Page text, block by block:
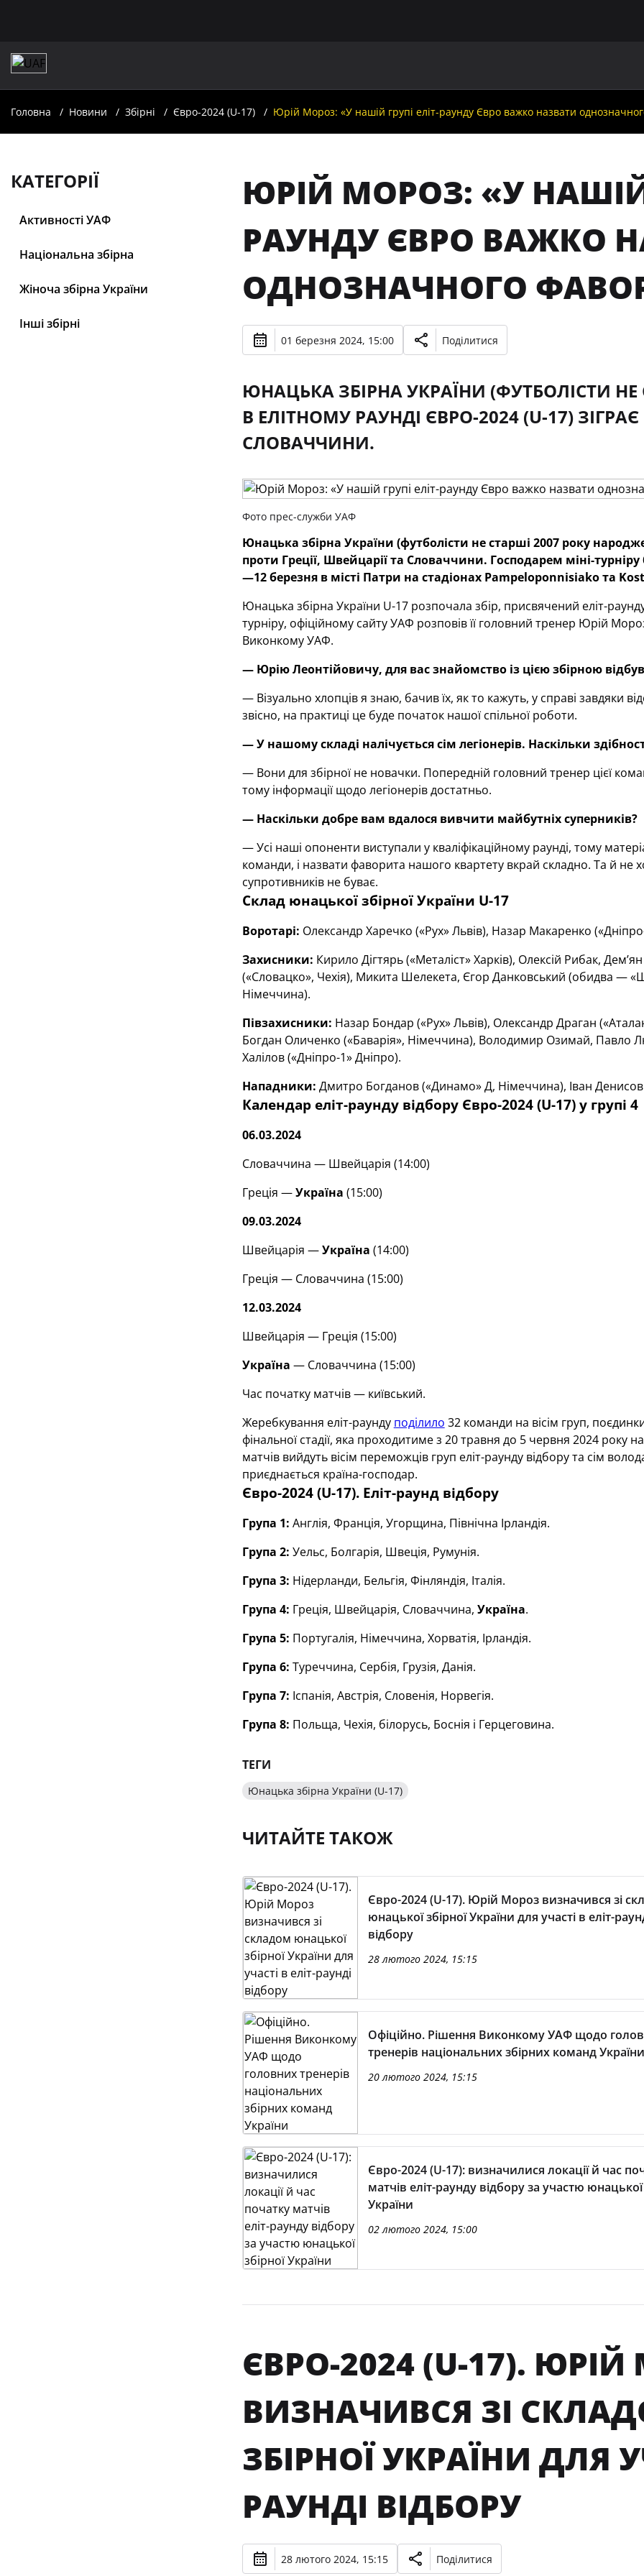
Головна Новини Збірні Євро-2024 (U-17) Юрій Мороз: «У нашій групі еліт-раунду Євро важко назвати
КАТЕГОРІЇ
Активності УАФ
Національна збірна
Жіноча збірна України
Інші збірні
ЮРІЙ МОРОЗ: «У НАШІЙ
РАУНДУ ЄВРО ВАЖКО
ОДНОЗНАЧНОГО
01 березня 2024, 15:00 Поділитися
ЮНАЦЬКА ЗБІРНА УКРАЇНИ (ФУТБОЛІСТИ
В ЕЛІТНОМУ РАУНДІ ЄВРО-2024 (U-17)
СЛОВАЧЧИНИ.
Фото прес-служби УАФ
Юнацька збірна України (футболісти не старші 2007 року
проти Греції, Швейцарії та Словаччини. Господарем міні-
—12 березня в місті Патри на стадіонах Pampeloponnisiako та
Юнацька збірна України U-17 розпочала збір, присвячений еліт-
турніру, офіційному сайту УАФ розповів її головний тренер Юрій
Виконкому УАФ.
— Юрію Леонтійовичу, для вас знайомство із цією збірною
— Візуально хлопців я знаю, бачив їх, як то кажуть, у справі завдяки
звісно, на практиці це буде початок нашої спільної роботи.
— У нашому складі налічується сім легіонерів. Наскільки
— Вони для збірної не новачки. Попередній головний тренер цієї
тому інформації щодо легіонерів достатньо.
— Наскільки добре вам вдалося вивчити майбутніх суперників?
— Усі наші опоненти виступали у кваліфікаційному раунді, тому
команди, і назвати фаворита нашого квартету вкрай складно. Та й не
супротивників не буває.
Склад юнацької збірної України U-17
Воротарі: Олександр Харечко («Рух» Львів), Назар Макаренко
Захисники: Кирило Дігтярь («Металіст» Харків), Олексій Рибак,
(«Словацко», Чехія), Микита Шелекета, Єгор Данковський (обидва —
Німеччина).
Півзахисники: Назар Бондар («Рух» Львів), Олександр Драган
Богдан Оличенко («Баварія», Німеччина), Володимир Озимай, Павло
Халілов («Дніпро-1» Дніпро).
Нападники: Дмитро Богданов («Динамо» Д, Німеччина), Іван
Календар еліт-раунду відбору Євро-2024 (U-17) у групі 4
06.03.2024
Словаччина — Швейцарія (14:00)
Греція —Україна (15:00)
09.03.2024
Швейцарія —Україна (14:00)
Греція — Словаччина (15:00)
12.03.2024
Швейцарія — Греція (15:00)
Україна — Словаччина (15:00)
Час початку матчів — київський.
Жеребкування еліт-раунду поділило 32 команди на вісім груп,
фінальної стадії, яка проходитиме з 20 травня до 5 червня 2024 року
матчів вийдуть вісім переможців груп еліт-раунду відбору та сім
приєднається країна-господар.
Євро-2024 (U-17). Еліт-раунд відбору
Група 1: Англія, Франція, Угорщина, Північна Ірландія.
Група 2: Уельс, Болгарія, Швеція, Румунія.
Група 3: Нідерланди, Бельгія, Фінляндія, Італія.
Група 4: Греція, Швейцарія, Словаччина, Україна.
Група 5: Португалія, Німеччина, Хорватія, Ірландія.
Група 6: Туреччина, Сербія, Грузія, Данія.
Група 7: Іспанія, Австрія, Словенія, Норвегія.
Група 8: Польща, Чехія, білорусь, Боснія і Герцеговина.
ТЕГИ
Юнацька збірна України (U-17)
ЧИТАЙТЕ ТАКОЖ
Євро-2024 (U-17). Юрій Мороз визначився зі
юнацької збірної України для участі в еліт-
відбору
28 лютого 2024, 15:15
Офіційно. Рішення Виконкому УАФ щодо
тренерів національних збірних команд України
20 лютого 2024, 15:15
Євро-2024 (U-17): визначилися локації й час
матчів еліт-раунду відбору за участю юнацької
України
02 лютого 2024, 15:00
ЄВРО-2024 (U-17).
ВИЗНАЧИВСЯ ЗІ
ЗБІРНОЇ УКРАЇНИ ДЛЯ
РАУНДІ ВІДБОРУ
28 лютого 2024, 15:15 Поділитися